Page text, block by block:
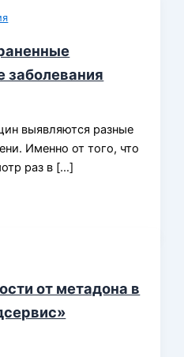
заболевания
выявляются разные
Именно от того, что
раз в […]
от метадона в